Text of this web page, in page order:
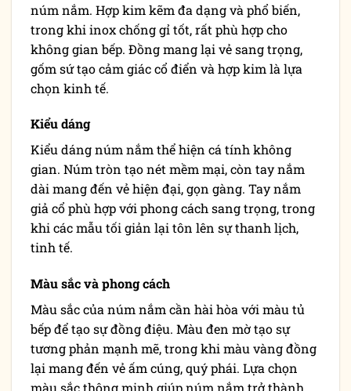
núm nắm. Hợp kim kẽm đa dạng và phổ biến,
trong khi inox chống gỉ tốt, rất phù hợp cho
không gian bếp. Đồng mang lại vẻ sang trọng,
gốm sứ tạo cảm giác cổ điển và hợp kim là lựa
chọn kinh tế.
Kiểu dáng
Kiểu dáng núm nắm thể hiện cá tính không
gian. Núm tròn tạo nét mềm mại, còn tay nắm
dài mang đến vẻ hiện đại, gọn gàng. Tay nắm
giả cổ phù hợp với phong cách sang trọng, trong
khi các mẫu tối giản lại tôn lên sự thanh lịch,
tinh tế.
Màu sắc và phong cách
Màu sắc của núm nắm cần hài hòa với màu tủ
bếp để tạo sự đồng điệu. Màu đen mờ tạo sự
tương phản mạnh mẽ, trong khi màu vàng đồng
lại mang đến vẻ ấm cúng, quý phái. Lựa chọn
màu sắc thông minh giúp núm nắm trở thành